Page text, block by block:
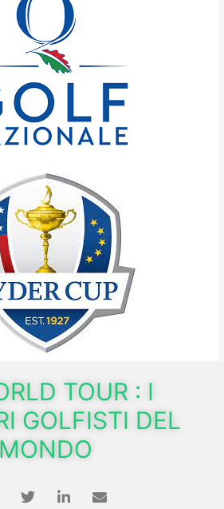
TOUR : I
GOLFISTI DEL
MONDO